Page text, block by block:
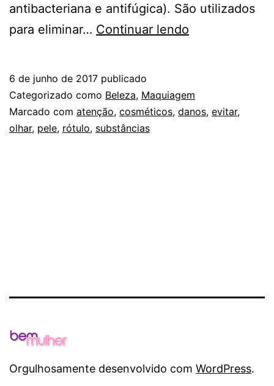
antibacteriana e antifúgica). São utilizados
para eliminar… Continuar lendo
RÓTULOS
DOS
6 de junho de 2017 publicado
Categorizado como Beleza, Maquiagem
Marcado com atenção, cosméticos, danos, evitar,
olhar, pele, rótulo, substâncias
Orgulhosamente desenvolvido com WordPress.